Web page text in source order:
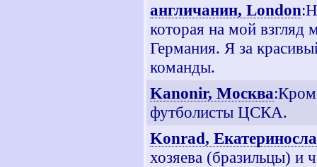
англичанин, London
которая на мой взгляд
Германия. Я за
команды.
Kanonir, Москва
футболисты ЦСКА.
Konrad,
хозяева (бразильцы) и